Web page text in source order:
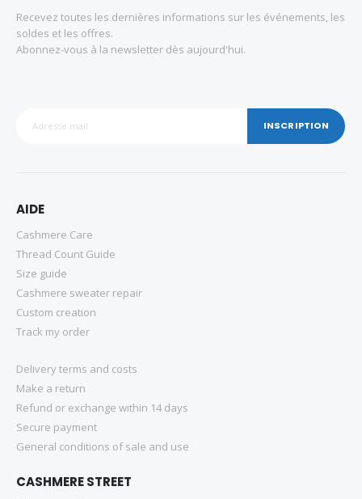
Recevez toutes les dernières informations sur les événements, les
soldes et les offres.
Abonnez-vous à la newsletter dès aujourd'hui.
INSCRIPTION
AIDE
Cashmere Care
Thread Count Guide
Size guide
Cashmere sweater repair
Custom creation
Track my order
Delivery terms and costs
Make a return
Refund or exchange within 14 days
Secure payment
General conditions of sale and use
CASHMERE STREET